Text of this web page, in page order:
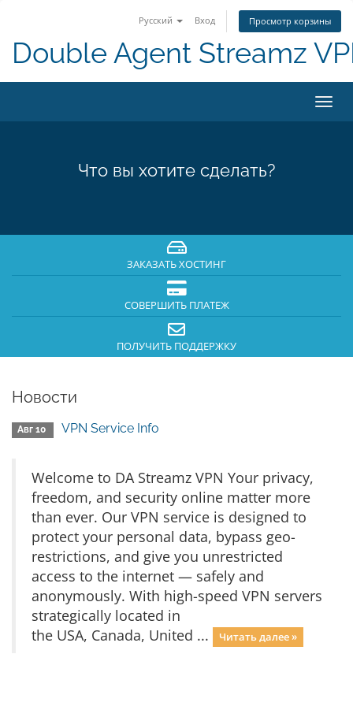
Русский Вход Просмотр корзины
Double Agent Streamz
Что вы хотите сделать?
ЗАКАЗАТЬ ХОСТИНГ
СОВЕРШИТЬ ПЛАТЕЖ
ПОЛУЧИТЬ ПОДДЕРЖКУ
Новости
Авг 10 VPN Service Info
Welcome to DA Streamz VPN Your privacy,
freedom, and security online matter more
than ever. Our VPN service is designed to
protect your personal data, bypass geo-
restrictions, and give you unrestricted
access to the internet — safely and
anonymously. With high-speed VPN servers
strategically located in
the USA, Canada, United ...
Читать далее »